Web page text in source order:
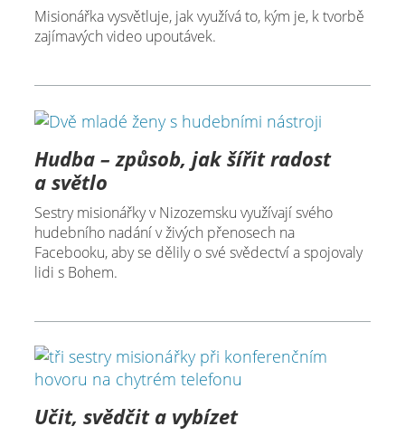
Misionářka vysvětluje, jak využívá to, kým je, k tvorbě
zajímavých video upoutávek.
Hudba – způsob, jak šířit radost
a světlo
Sestry misionářky v Nizozemsku využívají svého
hudebního nadání v živých přenosech na
Facebooku, aby se dělily o své svědectví a spojovaly
lidi s Bohem.
Učit, svědčit a vybízet